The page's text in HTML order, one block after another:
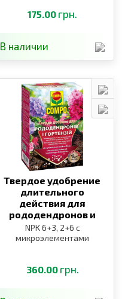
175.00 грн.
В наличии
Твердое удобрение
длительного
действия для
рододендронов и
гортензий Компо,
NPK 6+3, 2+6 с
микроэлементами
360.00 грн.